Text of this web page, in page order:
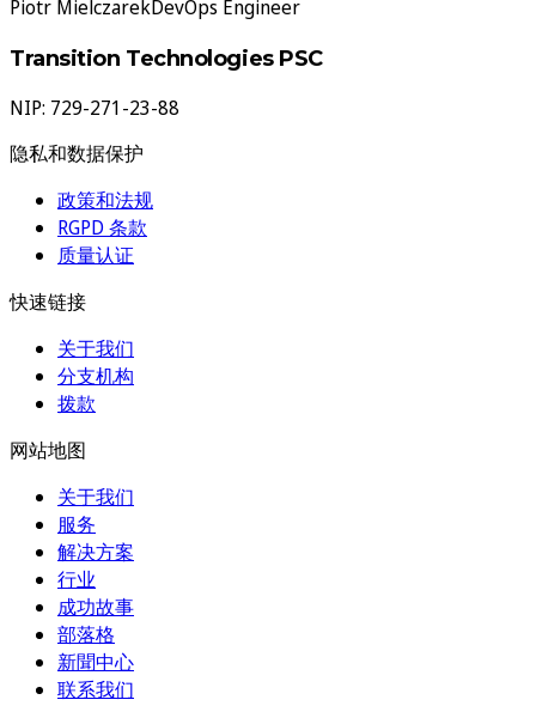
Piotr MielczarekDevOps Engineer
Transition Technologies PSC
NIP: 729-271-23-88
隐私和数据保护
政策和法规
RGPD 条款
质量认证
快速链接
关于我们
分支机构
拨款
网站地图
关于我们
服务
解决方案
行业
成功故事
部落格
新聞中心
联系我们